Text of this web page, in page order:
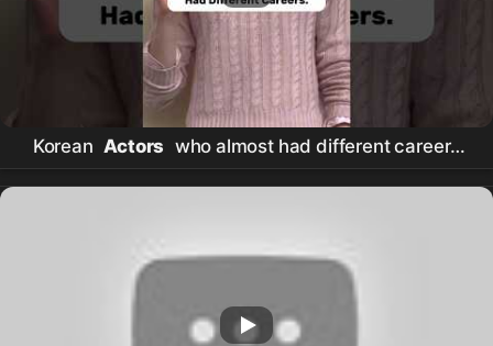
Korean Actors who almost had different careers
✨#youtubeshorts #kdrama #kpop #goviral #bts